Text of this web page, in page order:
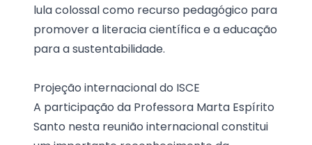
lula colossal como recurso pedagógico para
promover a literacia científica e a educação
para a sustentabilidade.
Projeção internacional do ISCE
A participação da Professora Marta Espírito
Santo nesta reunião internacional constitui